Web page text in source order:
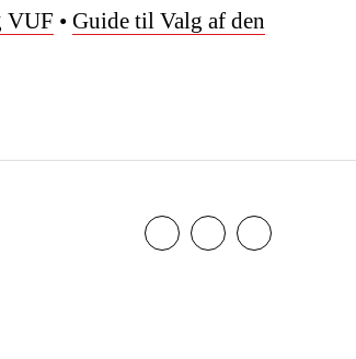
VUF • Guide til Valg af den